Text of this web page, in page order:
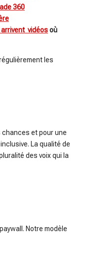
360
vidéosoù
les
chances et pour une
La qualité de
des voix qui la
Notre modèle